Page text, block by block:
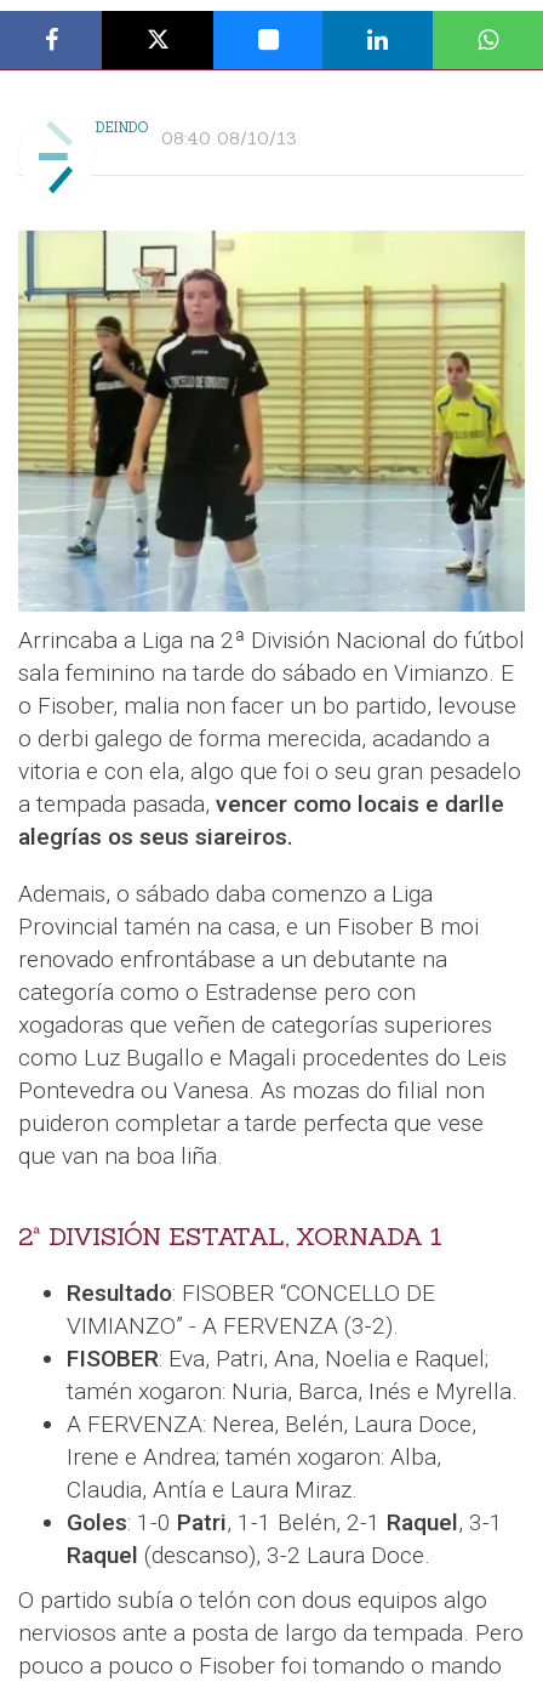
DEINDO 08:40 08/10/13
Arrincaba a Liga na 2ª División Nacional do fútbol
sala feminino na tarde do sábado en Vimianzo. E
o Fisober, malia non facer un bo partido, levouse
o derbi galego de forma merecida, acadando a
vitoria e con ela, algo que foi o seu gran pesadelo
a tempada pasada, vencer como locais e darlle
alegrías os seus siareiros.
Ademais, o sábado daba comenzo a Liga
Provincial tamén na casa, e un Fisober B moi
renovado enfrontábase a un debutante na
categoría como o Estradense pero con
xogadoras que veñen de categorías superiores
como Luz Bugallo e Magali procedentes do Leis
Pontevedra ou Vanesa. As mozas do filial non
puideron completar a tarde perfecta que vese
que van na boa liña.
2ª DIVISIÓN ESTATAL, XORNADA 1
Resultado: FISOBER “CONCELLO DE
VIMIANZO” - A FERVENZA (3-2).
FISOBER: Eva, Patri, Ana, Noelia e Raquel;
tamén xogaron: Nuria, Barca, Inés e Myrella.
A FERVENZA: Nerea, Belén, Laura Doce,
Irene e Andrea; tamén xogaron: Alba,
Claudia, Antía e Laura Miraz.
Goles: 1-0 Patri, 1-1 Belén, 2-1 Raquel, 3-1
Raquel (descanso), 3-2 Laura Doce.
O partido subía o telón con dous equipos algo
nerviosos ante a posta de largo da tempada. Pero
pouco a pouco o Fisober foi tomando o mando